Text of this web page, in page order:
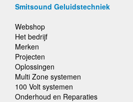
Smitsound Geluidstechniek
Webshop
Het bedrijf
Merken
Projecten
Oplossingen
Multi Zone systemen
100 Volt systemen
Onderhoud en Reparaties